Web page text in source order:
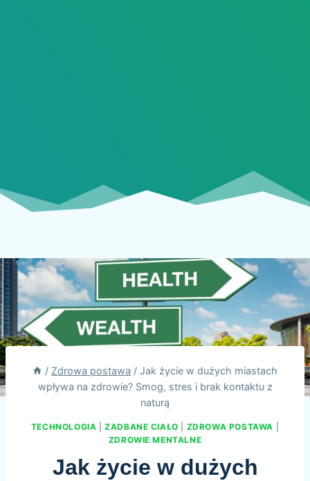
/ Zdrowa postawa / Jak życie w dużych miastach
wpływa na zdrowie? Smog, stres i brak kontaktu z
naturą
TECHNOLOGIA |ZADBANE CIAŁO ZDROWA POSTAWA
ZDROWIE MENTALNE
Jak życie w dużych